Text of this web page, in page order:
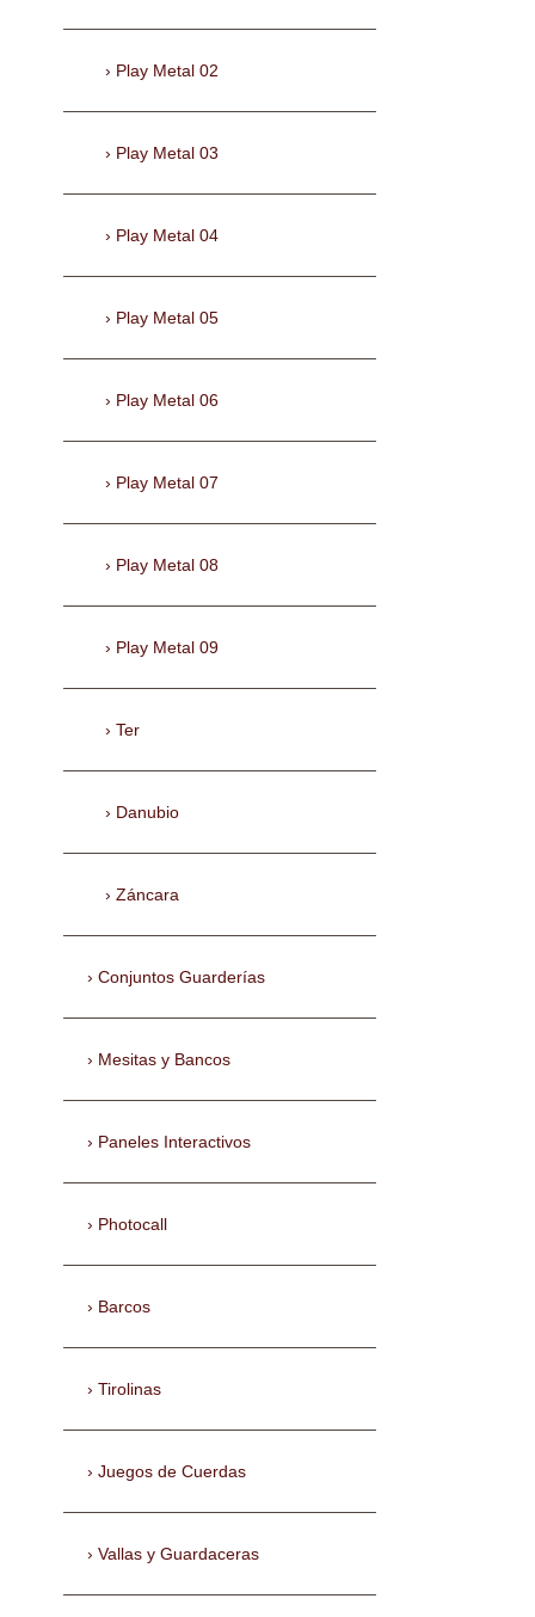
Play Metal 02
Play Metal 03
Play Metal 04
Play Metal 05
Play Metal 06
Play Metal 07
Play Metal 08
Play Metal 09
Ter
Danubio
Záncara
Conjuntos Guarderías
Mesitas y Bancos
Paneles Interactivos
Photocall
Barcos
Tirolinas
Juegos de Cuerdas
Vallas y Guardaceras